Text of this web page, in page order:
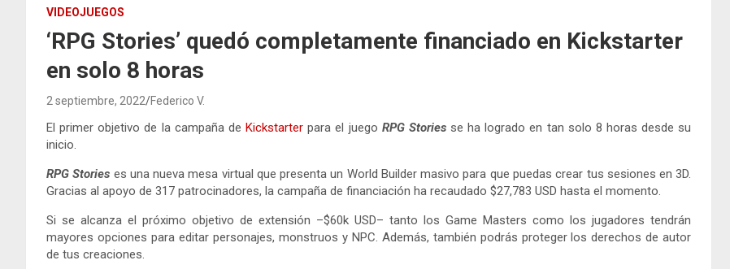
VIDEOJUEGOS
‘RPG Stories’ quedó completamente financiado en Kickstarter
en solo 8 horas
2 septiembre, 2022 Federico V.
El primer objetivo de la campaña deKickstarter para el juego RPG Stories se ha logrado en tan solo 8 horas desde su
inicio.
RPG Stories es una nueva mesa virtual que presenta un World Builder masivo para que puedas crear tus sesiones en 3D.
Gracias al apoyo de 317 patrocinadores, la campaña de financiación ha recaudado $27,783 USD hasta el momento.
Si se alcanza el próximo objetivo de extensión –$60k USD– tanto los Game Masters como los jugadores tendrán
mayores opciones para editar personajes, monstruos y NPC. Además, también podrás proteger los derechos de autor
de tus creaciones.